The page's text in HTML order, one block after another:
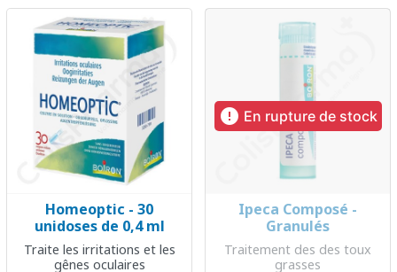
Homeoptic - 30
unidoses de 0,4 ml
Traite les irritations et les
gênes oculaires
 En rupture de stock
Ipeca Composé -
Granulés
Traitement des des toux
grasses